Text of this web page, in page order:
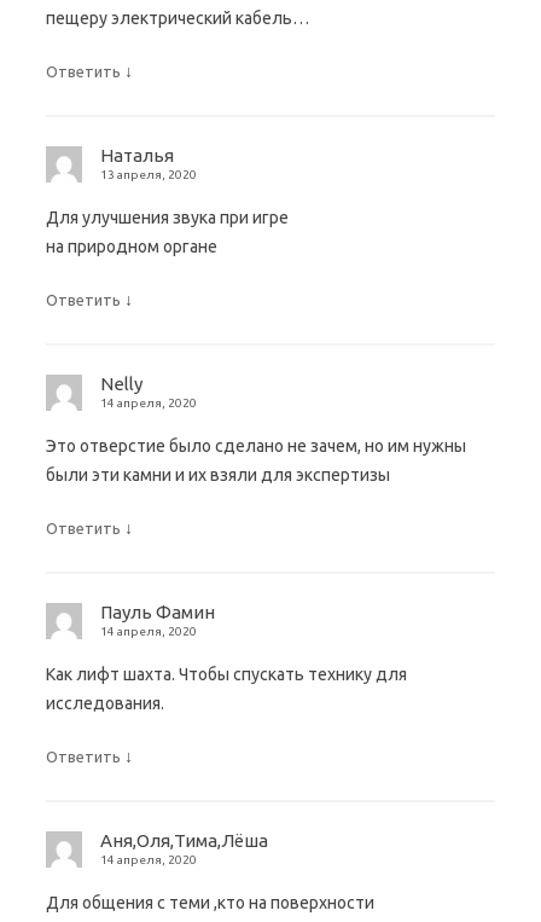
пещеру электрический кабель…
Ответить ↓
Наталья
13 апреля, 2020
Для улучшения звука при игре
на природном органе
Ответить ↓
Nelly
14 апреля, 2020
Это отверстие было сделано не зачем, но им нужны
были эти камни и их взяли для экспертизы
Ответить ↓
Пауль Фамин
14 апреля, 2020
Как лифт шахта. Чтобы спускать технику для
исследования.
Ответить ↓
Аня,Оля,Тима,Лёша
14 апреля, 2020
Для общения с теми ,кто на поверхности